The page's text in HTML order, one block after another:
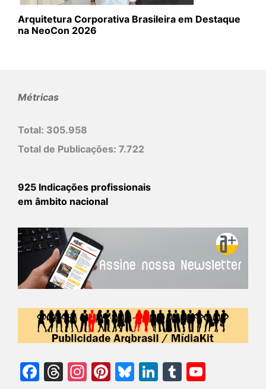
Arquitetura Corporativa Brasileira em Destaque
na NeoCon 2026
Métricas
Total: 305.958
Total de Publicações: 7.722
925 Indicações profissionais
em âmbito nacional
Facebook
Threads
Instagram
Pinterest
Bluesky
LinkedIn
Tumblr